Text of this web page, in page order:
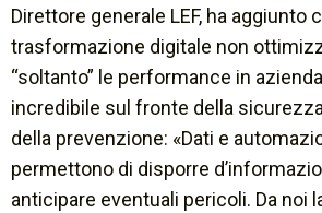
Direttore generale LEF, ha aggiunto
trasformazione digitale non
“soltanto” le performance in
incredibile sul fronte della
della prevenzione: «Dati e
permettono di disporre
anticipare eventuali pericoli. Da noi